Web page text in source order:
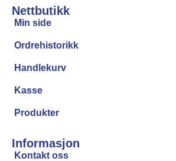
Nettbutikk
Min side
Ordrehistorikk
Handlekurv
Kasse
Produkter
Informasjon
Kontakt oss